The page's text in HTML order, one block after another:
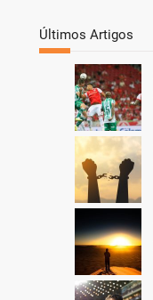
Últimos Artigos